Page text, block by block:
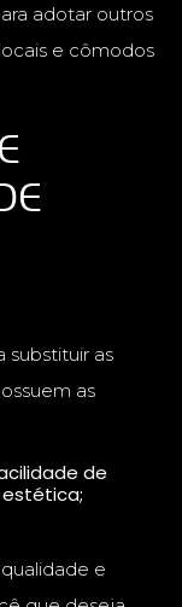
adotar outros
e cômodos
substituir as
as
estética;
e